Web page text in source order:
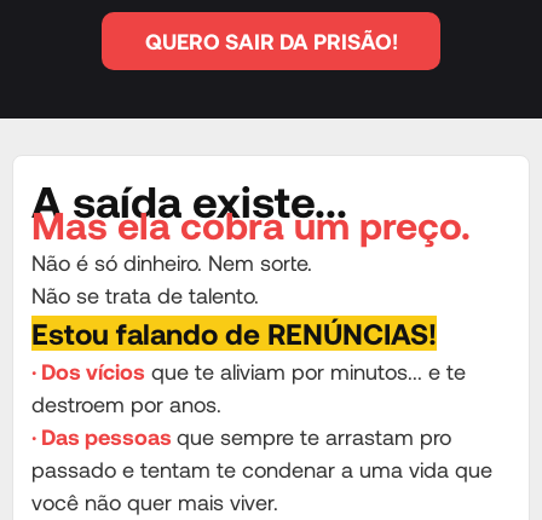
QUERO SAIR DA PRISÃO!
A saída existe...
Mas ela cobra um preço.
Não é só dinheiro. Nem sorte.
Não se trata de talento.
Estou falando de RENÚNCIAS!
· Dos vícios que te aliviam por minutos... e te
destroem por anos.
· Das pessoas que sempre te arrastam pro
passado e tentam te condenar a uma vida que
você não quer mais viver.